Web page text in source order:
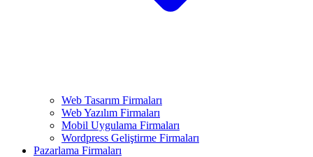
Web Tasarım Firmaları
Web Yazılım Firmaları
Mobil Uygulama Firmaları
Wordpress Geliştirme Firmaları
Pazarlama Firmaları